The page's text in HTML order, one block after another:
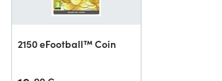
2150 eFootball™ Coin